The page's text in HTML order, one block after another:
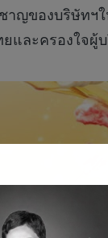
าญของบริษัท
และครองใจผู้